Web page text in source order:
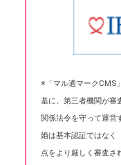
※「マル適マークCMS
基に、第三者機関が審
関係法令を守って運営
婚は基本認証ではなく
点をより厳しく審査さ